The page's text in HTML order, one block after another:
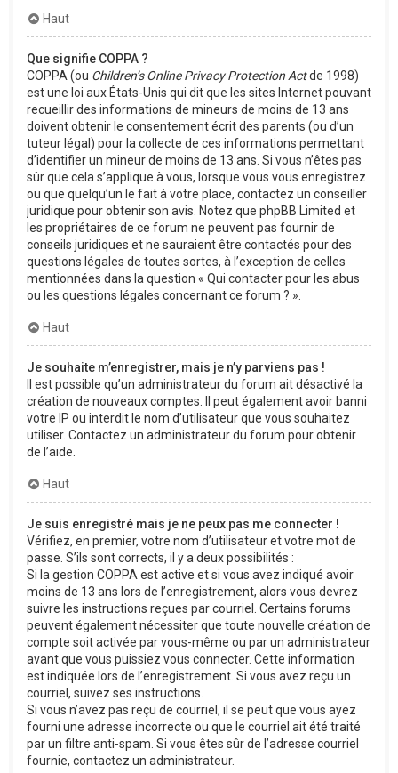
Haut
Que signifie COPPA ?
COPPA (ou Children’s Online Privacy Protection Actde 1998)
est une loi aux États-Unis qui dit que les sites Internet pouvant
recueillir des informations de mineurs de moins de 13 ans
doivent obtenir le consentement écrit des parents (ou d’un
tuteur légal) pour la collecte de ces informations permettant
d’identifier un mineur de moins de 13 ans. Si vous n’êtes pas
sûr que cela s’applique à vous, lorsque vous vous enregistrez
ou que quelqu’un le fait à votre place, contactez un conseiller
juridique pour obtenir son avis. Notez que phpBB Limited et
les propriétaires de ce forum ne peuvent pas fournir de
conseils juridiques et ne sauraient être contactés pour des
questions légales de toutes sortes, à l’exception de celles
mentionnées dans la question « Qui contacter pour les abus
ou les questions légales concernant ce forum ? ».
Haut
Je souhaite m’enregistrer, mais je n’y parviens pas !
Il est possible qu’un administrateur du forum ait désactivé la
création de nouveaux comptes. Il peut également avoir banni
votre IP ou interdit le nom d’utilisateur que vous souhaitez
utiliser. Contactez un administrateur du forum pour obtenir
de l’aide.
Haut
Je suis enregistré mais je ne peux pas me connecter !
Vérifiez, en premier, votre nom d’utilisateur et votre mot de
passe. S’ils sont corrects, il y a deux possibilités :
Si la gestion COPPA est active et si vous avez indiqué avoir
moins de 13 ans lors de l’enregistrement, alors vous devrez
suivre les instructions reçues par courriel. Certains forums
peuvent également nécessiter que toute nouvelle création de
compte soit activée par vous-même ou par un administrateur
avant que vous puissiez vous connecter. Cette information
est indiquée lors de l’enregistrement. Si vous avez reçu un
courriel, suivez ses instructions.
Si vous n’avez pas reçu de courriel, il se peut que vous ayez
fourni une adresse incorrecte ou que le courriel ait été traité
par un filtre anti-spam. Si vous êtes sûr de l’adresse courriel
fournie, contactez un administrateur.